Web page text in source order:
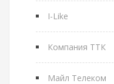
I-Like
Компания ТТК
Майл Телеком